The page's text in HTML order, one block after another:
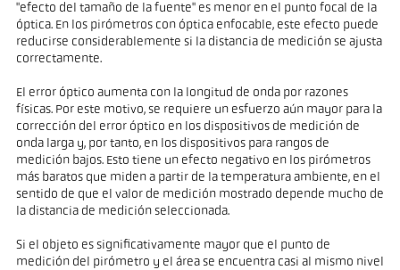
"efecto del tamaño de la fuente" es menor en el punto focal de la
óptica. En los pirómetros con óptica enfocable, este efecto puede
reducirse considerablemente si la distancia de medición se ajusta
correctamente.
El error óptico aumenta con la longitud de onda por razones
físicas. Por este motivo, se requiere un esfuerzo aún mayor para la
corrección del error óptico en los dispositivos de medición de
onda larga y, por tanto, en los dispositivos para rangos de
medición bajos. Esto tiene un efecto negativo en los pirómetros
más baratos que miden a partir de la temperatura ambiente, en el
sentido de que el valor de medición mostrado depende mucho de
la distancia de medición seleccionada.
Si el objeto es significativamente mayor que el punto de
medición del pirómetro y el área se encuentra casi al mismo nivel